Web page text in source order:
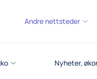
Nyheter,
Andre nettsteder